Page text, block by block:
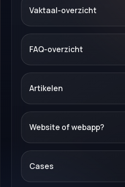
Vaktaal-overzicht
FAQ-overzicht
Artikelen
Website of webapp?
Cases